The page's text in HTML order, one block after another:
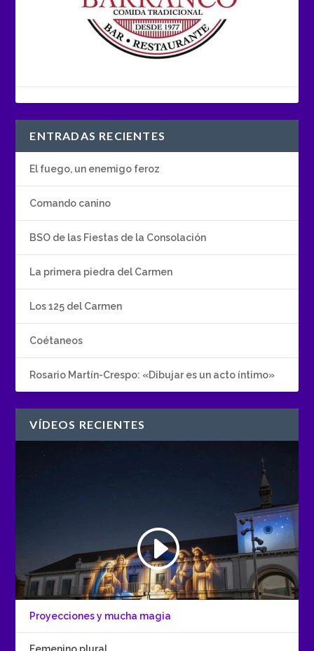
ENTRADAS RECIENTES
El fuego, un enemigo feroz
Comando canino
BSO de las Fiestas de la Consolación
La primera piedra del Carmen
Los 125 del Carmen
Coétaneos
Rosario Martín-Crespo: «Dibujar es un acto íntimo»
VÍDEOS RECIENTES
Proyecciones y mucha magia